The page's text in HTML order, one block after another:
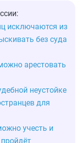
исключаются из
без суда
арестовать
неустойке
для
учесть и